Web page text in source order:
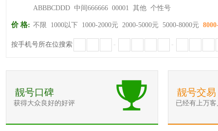
ABBBCDDD 中间666666 00001 其他 个性号
价 格: 不限 1000以下 1000-2000元 2000-5000元 5000-8000元
按手机号所在位搜索 - -
靓号口碑
获得大众良好的好评
靓号交易
已经有上万